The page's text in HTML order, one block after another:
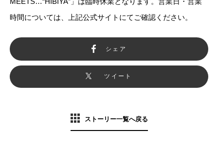
時間については、上記公式サイトにてご確認ください。
シェア
ツイート
ストーリー一覧へ戻る